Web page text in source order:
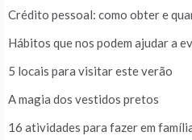
Crédito pessoal: como obter e
Hábitos que nos podem ajudar a
5 locais para visitar este verão
A magia dos vestidos pretos
16 atividades para fazer em